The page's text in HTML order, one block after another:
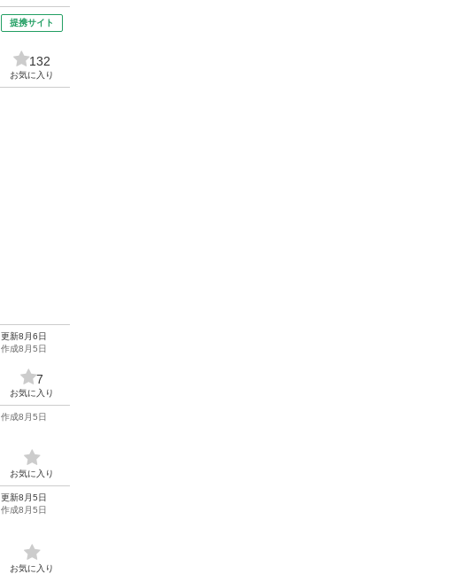
提携サイト
132
お気に入り
更新8月6日
作成8月5日
7
お気に入り
作成8月5日
お気に入り
更新8月5日
作成8月5日
お気に入り